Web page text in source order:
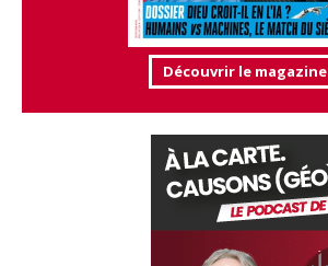
Découvrir le magazine